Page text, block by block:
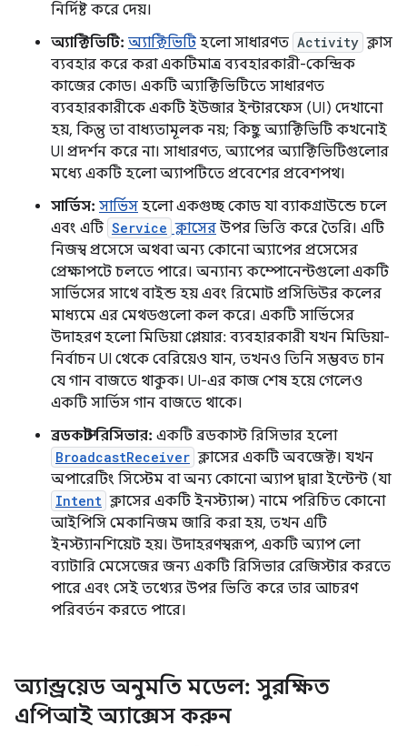
নির্দিষ্ট করে দেয়।
অ্যাক্টিভিটি: অ্যাক্টিভিটি হলো সাধারণত Activity ক্লাস
ব্যবহার করে করা একটিমাত্র ব্যবহারকারী-কেন্দ্রিক
কাজের কোড। একটি অ্যাক্টিভিটিতে সাধারণত
ব্যবহারকারীকে একটি ইউজার ইন্টারফেস (UI) দেখানো
হয়, কিন্তু তা বাধ্যতামূলক নয়; কিছু অ্যাক্টিভিটি কখনোই
UI প্রদর্শন করে না। সাধারণত, অ্যাপের অ্যাক্টিভিটিগুলোর
মধ্যে একটি হলো অ্যাপটিতে প্রবেশের প্রবেশপথ।
সার্ভিস: সার্ভিস হলো একগুচ্ছ কোড যা ব্যাকগ্রাউন্ডে চলে
এবং এটি Service ক্লাসের উপর ভিত্তি করে তৈরি। এটি
নিজস্ব প্রসেসে অথবা অন্য কোনো অ্যাপের প্রসেসের
প্রেক্ষাপটে চলতে পারে। অন্যান্য কম্পোনেন্টগুলো একটি
সার্ভিসের সাথে বাইন্ড হয় এবং রিমোট প্রসিডিউর কলের
মাধ্যমে এর মেথডগুলো কল করে। একটি সার্ভিসের
উদাহরণ হলো মিডিয়া প্লেয়ার: ব্যবহারকারী যখন মিডিয়া-
নির্বাচন UI থেকে বেরিয়েও যান, তখনও তিনি সম্ভবত চান
যে গান বাজতে থাকুক। UI-এর কাজ শেষ হয়ে গেলেও
একটি সার্ভিস গান বাজতে থাকে।
ব্রডকাস্ট রিসিভার: একটি ব্রডকাস্ট রিসিভার হলো
BroadcastReceiver ক্লাসের একটি অবজেক্ট। যখন
অপারেটিং সিস্টেম বা অন্য কোনো অ্যাপ দ্বারা ইন্টেন্ট (যা
Intent ক্লাসের একটি ইনস্ট্যান্স) নামে পরিচিত কোনো
আইপিসি মেকানিজম জারি করা হয়, তখন এটি
ইনস্ট্যানশিয়েট হয়। উদাহরণস্বরূপ, একটি অ্যাপ লো
ব্যাটারি মেসেজের জন্য একটি রিসিভার রেজিস্টার করতে
পারে এবং সেই তথ্যের উপর ভিত্তি করে তার আচরণ
পরিবর্তন করতে পারে।
অ্যান্ড্রয়েড অনুমতি মডেল: সুরক্ষিত
এপিআই অ্যাক্সেস করুন